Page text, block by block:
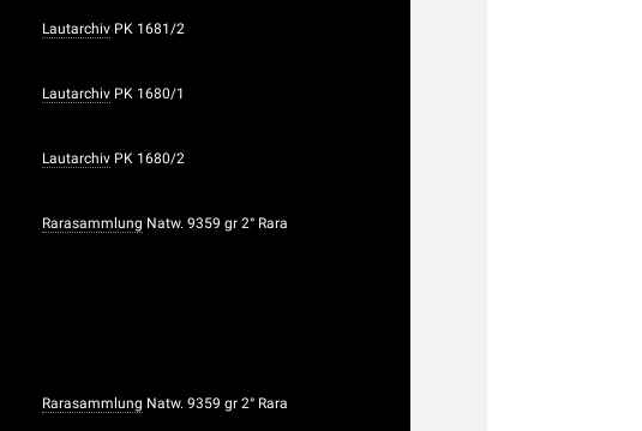
Lautarchiv PK 1681/2
Lautarchiv PK 1680/1
Lautarchiv PK 1680/2
Rarasammlung Natw. 9359 gr 2° Rara
Rarasammlung Natw. 9359 gr 2° Rara